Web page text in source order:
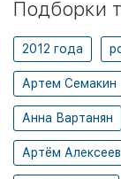
Подборки
2012 года
Артем Семакин
Анна Вартанян
Артём